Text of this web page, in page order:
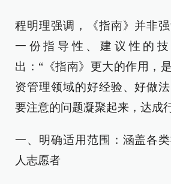
程明理强调，《指南》并非
一份指导性、建议性的
出：“《指南》更大的作用，
资管理领域的好经验、好做
要注意的问题凝聚起来，达成
一、明确适用范围：涵盖各
人志愿者